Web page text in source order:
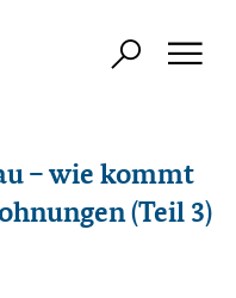
– wie kommt
(Teil 3)